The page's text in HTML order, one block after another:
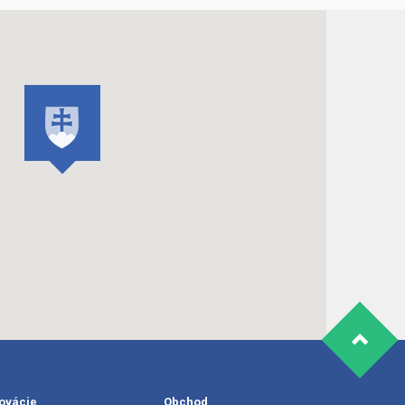
Obchod